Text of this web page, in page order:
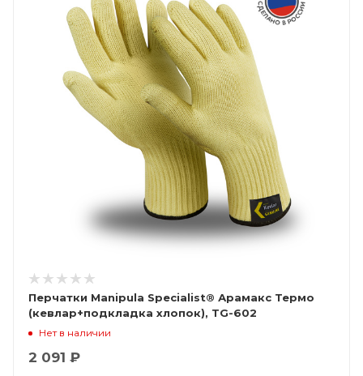
Перчатки Manipula Specialist® Арамакс Термо
(кевлар+подкладка хлопок), TG-602
Нет в наличии
2 091 ₽